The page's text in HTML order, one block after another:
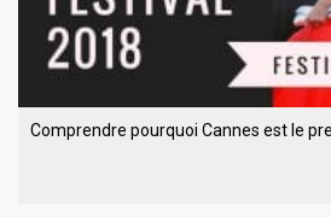
Comprendre pourquoi Cannes est le